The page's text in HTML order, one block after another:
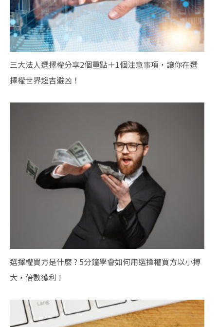
三大法人選擇權分享2個重點＋1個注意事項，讓你在選
擇權世界趨吉避凶！
選擇權買方是什麼 ? 5分鐘學會如何用選擇權買方以小搏
大，倍數獲利 !